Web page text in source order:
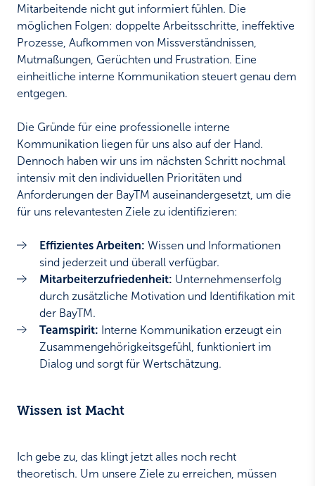
Mitarbeitende nicht gut informiert fühlen. Die
möglichen Folgen: doppelte Arbeitsschritte, ineffektive
Prozesse, Aufkommen von Missverständnissen,
Mutmaßungen, Gerüchten und Frustration. Eine
einheitliche interne Kommunikation steuert genau dem
entgegen.
Die Gründe für eine professionelle interne
Kommunikation liegen für uns also auf der Hand.
Dennoch haben wir uns im nächsten Schritt nochmal
intensiv mit den individuellen Prioritäten und
Anforderungen der BayTM auseinandergesetzt, um die
für uns relevantesten Ziele zu identifizieren:
Effizientes Arbeiten: Wissen und Informationen
sind jederzeit und überall verfügbar.
Mitarbeiterzufriedenheit: Unternehmenserfolg
durch zusätzliche Motivation und Identifikation mit
der BayTM.
Teamspirit: Interne Kommunikation erzeugt ein
Zusammengehörigkeitsgefühl, funktioniert im
Dialog und sorgt für Wertschätzung.
Wissen ist Macht
Ich gebe zu, das klingt jetzt alles noch recht
theoretisch. Um unsere Ziele zu erreichen, müssen